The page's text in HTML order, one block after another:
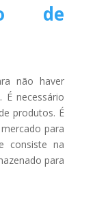
de
não haver
É necessário
produtos. É
para
consiste na
para